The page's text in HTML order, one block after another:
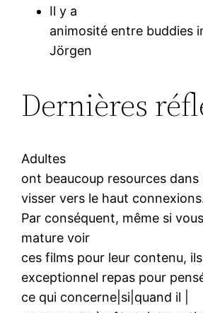
Il y a
animosité entre buddies
Jörgen
Dernières
Adultes
ont beaucoup resources dans
visser vers le haut
Par conséquent, même si
mature voir
ces films pour leur contenu,
exceptionnel repas pour
ce qui concerne|si|quand il |